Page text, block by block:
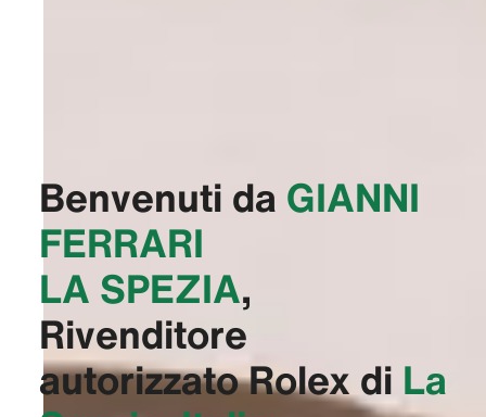
Benvenuti da ‭GIANNI
FERRARI
LA SPEZIA‬,
Rivenditore
autorizzato Rolex di La